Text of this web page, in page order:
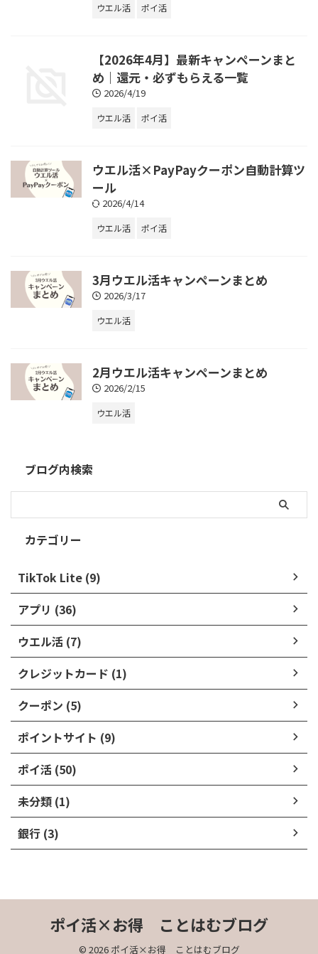
ウエル活 ポイ活
【2026年4月】最新キャンペーンまと
め｜還元・必ずもらえる一覧
2026/4/19
ウエル活 ポイ活
ウエル活×PayPayクーポン自動計算ツ
ール
2026/4/14
ウエル活 ポイ活
3月ウエル活キャンペーンまとめ
2026/3/17
ウエル活
2月ウエル活キャンペーンまとめ
2026/2/15
ウエル活
ブログ内検索
カテゴリー
TikTok Lite (9)
アプリ (36)
ウエル活 (7)
クレジットカード (1)
クーポン (5)
ポイントサイト (9)
ポイ活 (50)
未分類 (1)
銀行 (3)
ポイ活×お得 ことはむブログ
© 2026 ポイ活×お得 ことはむブログ